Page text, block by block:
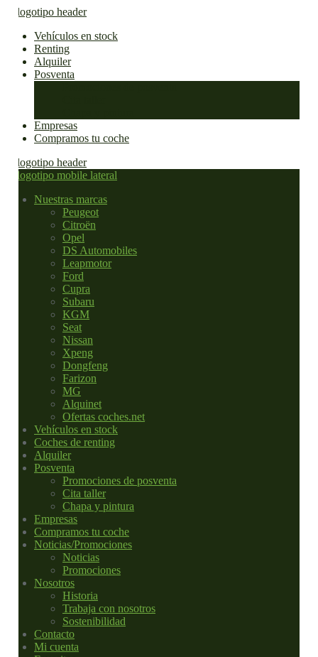
Vehículos en stock
Renting
Alquiler
Posventa
Empresas
Compramos tu coche
Nuestras marcas
Peugeot
Citroën
Opel
DS Automobiles
Leapmotor
Ford
Cupra
Subaru
KGM
Seat
Nissan
Xpeng
Dongfeng
Farizon
MG
Alquinet
Ofertas coches.net
Vehículos en stock
Coches de renting
Alquiler
Posventa
Promociones de posventa
Cita taller
Chapa y pintura
Empresas
Compramos tu coche
Noticias/Promociones
Noticias
Promociones
Nosotros
Historia
Trabaja con nosotros
Sostenibilidad
Contacto
Mi cuenta